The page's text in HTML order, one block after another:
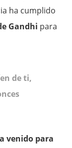
ha cumplido
Gandhi para
de ti,
venido para